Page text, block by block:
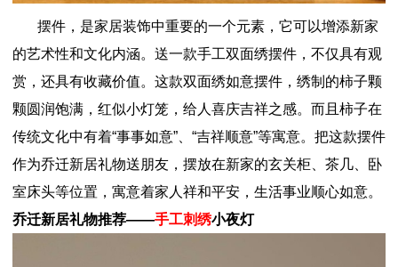
摆件，是家居装饰中重要的一个元素，它可以增添新家
的艺术性和文化内涵。送一款手工双面绣摆件，不仅具有观
赏，还具有收藏价值。这款双面绣如意摆件，绣制的柿子颗
颗圆润饱满，红似小灯笼，给人喜庆吉祥之感。而且柿子在
传统文化中有着“事事如意”、“吉祥顺意”等寓意。把这款摆件
作为乔迁新居礼物送朋友，摆放在新家的玄关柜、茶几、卧
室床头等位置，寓意着家人祥和平安，生活事业顺心如意。
乔迁新居礼物推荐——手工刺绣小夜灯